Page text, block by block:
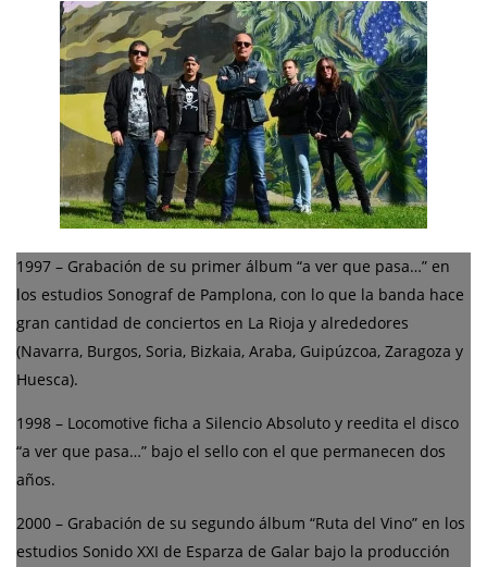
1997 – Grabación de su primer álbum “a ver que pasa…” en
los estudios Sonograf de Pamplona, con lo que la banda hace
gran cantidad de conciertos en La Rioja y alrededores
(Navarra, Burgos, Soria, Bizkaia, Araba, Guipúzcoa, Zaragoza y
Huesca).
1998 – Locomotive ficha a Silencio Absoluto y reedita el disco
“a ver que pasa…” bajo el sello con el que permanecen dos
años.
2000 – Grabación de su segundo álbum “Ruta del Vino” en los
estudios Sonido XXI de Esparza de Galar bajo la producción